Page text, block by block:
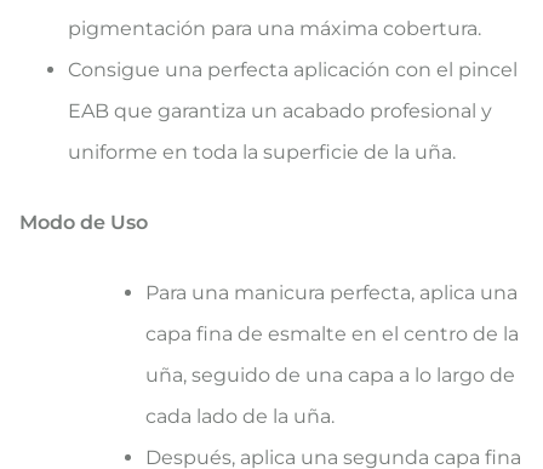
pigmentación para una máxima cobertura.
Consigue una perfecta aplicación con el pincel
EAB que garantiza un acabado profesional y
uniforme en toda la superficie de la uña.
Modo de Uso
Para una manicura perfecta, aplica una
capa fina de esmalte en el centro de la
uña, seguido de una capa a lo largo de
cada lado de la uña.
Después, aplica una segunda capa fina